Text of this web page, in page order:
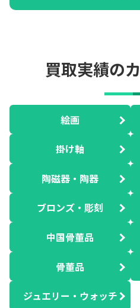
買取実績の
絵画
掛け軸
陶磁器・陶器
ブロンズ・彫刻
中国骨董品
骨董品
ジュエリー・ウォッチ